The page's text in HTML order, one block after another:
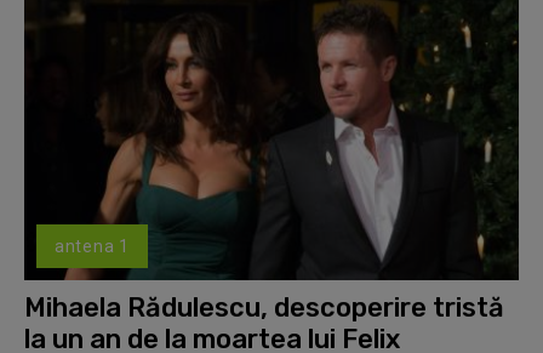
antena 1
Mihaela Rădulescu, descoperire tristă
la un an de la moartea lui Felix